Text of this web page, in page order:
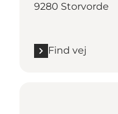
9280 Storvorde
Find vej